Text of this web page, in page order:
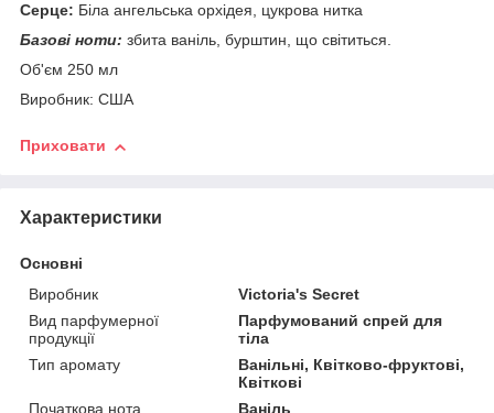
Серце: Біла ангельська орхідея, цукрова нитка
Базові ноти: збита ваніль, бурштин, що світиться.
Об'єм 250 мл
Виробник: США
Приховати
Характеристики
Основні
Виробник
Victoria's Secret
Вид парфумерної
продукції
Парфумований спрей для
тіла
Тип аромату
Ванільні, Квітково-фруктові,
Квіткові
Початкова нота
Ваніль